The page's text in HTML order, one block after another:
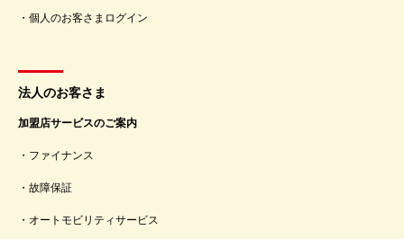
個人のお客さまログイン
法人のお客さま
加盟店サービスのご案内
ファイナンス
故障保証
オートモビリティサービス